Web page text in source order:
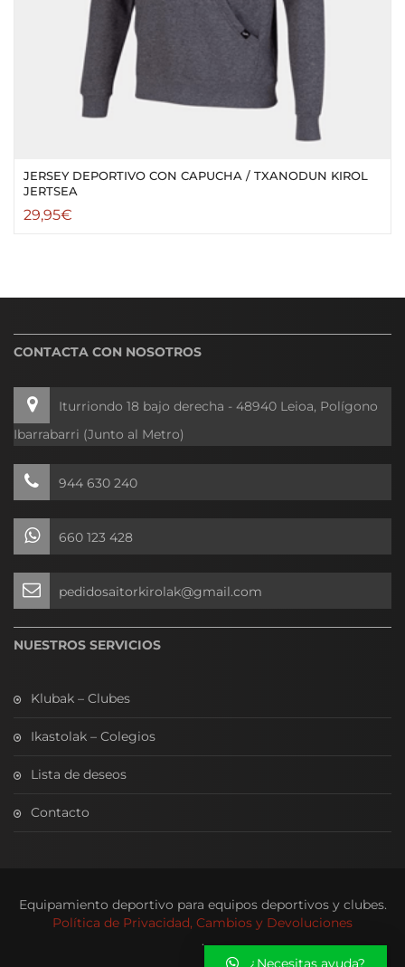
JERSEY DEPORTIVO CON CAPUCHA / TXANODUN KIROL
JERTSEA
29,95€
CONTACTA CON NOSOTROS
Iturriondo 18 bajo derecha - 48940 Leioa, Polígono
Ibarrabarri (Junto al Metro)
944 630 240
660 123 428
pedidosaitorkirolak@gmail.com
NUESTROS SERVICIOS
Klubak – Clubes
Ikastolak – Colegios
Lista de deseos
Contacto
Equipamiento deportivo para equipos deportivos y clubes.
Política de Privacidad, Cambios y Devoluciones
.
¿Necesitas ayuda?